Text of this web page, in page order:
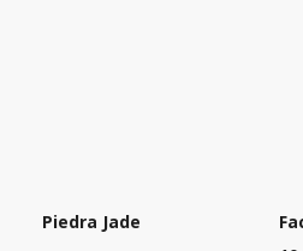
Piedra Jade